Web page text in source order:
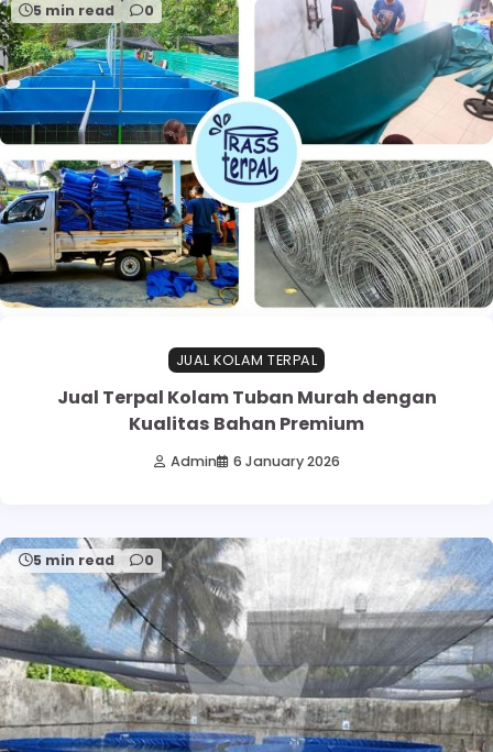
5 min read 0
JUAL KOLAM TERPAL
Jual Terpal Kolam Tuban Murah dengan
Kualitas Bahan Premium
Admin 6 January 2026
5 min read 0